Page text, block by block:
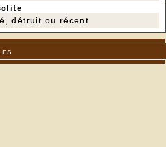
détruit ou récent